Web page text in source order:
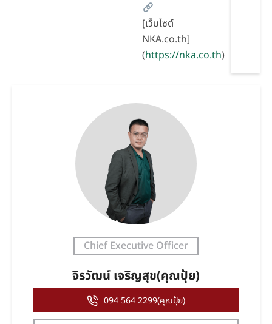
[เว็บไซต์
NKA.co.th]
(https://nka.co.th)
Chief Executive Officer
จิรวัฒน์ เจริญสุข(คุณปุ้ย)
094 564 2299(คุณปุ้ย)